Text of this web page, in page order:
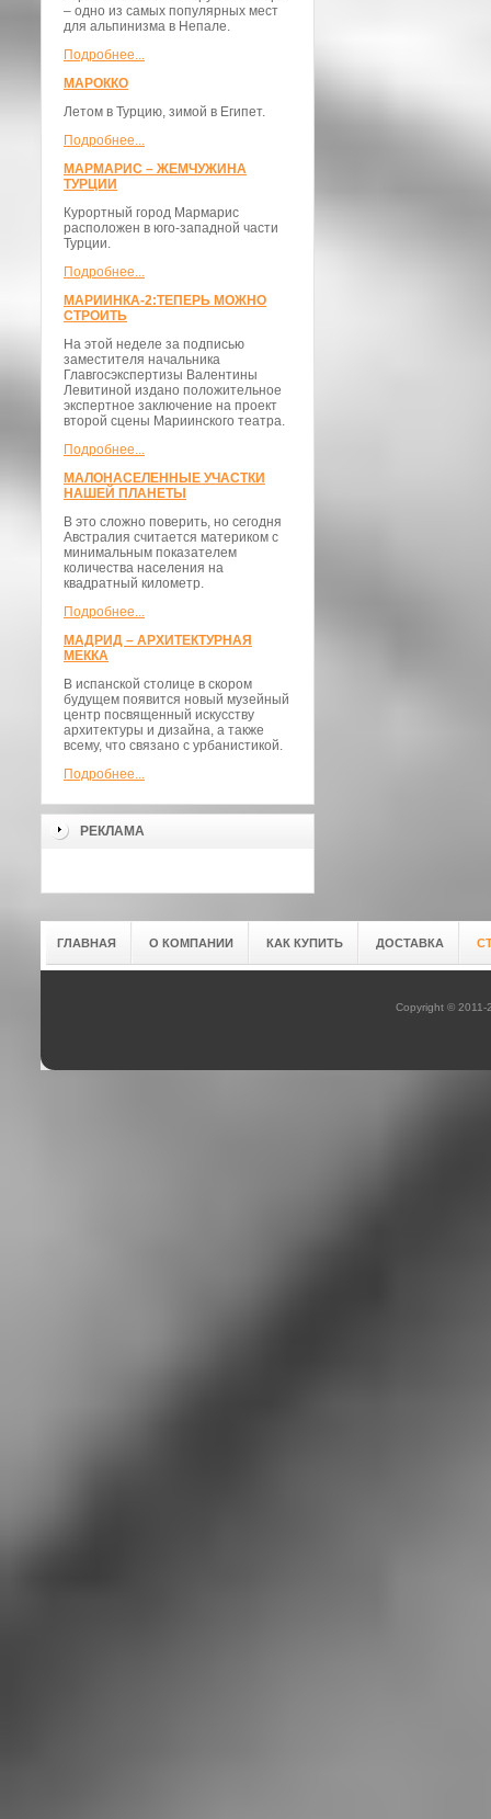
– одно из самых популярных мест
для альпинизма в Непале.
Подробнее...
МАРОККО
Летом в Турцию, зимой в Египет.
Подробнее...
МАРМАРИС – ЖЕМЧУЖИНА
ТУРЦИИ
Курортный город Мармарис
расположен в юго-западной части
Турции.
Подробнее...
МАРИИНКА-2:ТЕПЕРЬ МОЖНО
СТРОИТЬ
На этой неделе за подписью
заместителя начальника
Главгосэкспертизы Валентины
Левитиной издано положительное
экспертное заключение на проект
второй сцены Мариинского театра.
Подробнее...
МАЛОНАСЕЛЕННЫЕ УЧАСТКИ
НАШЕЙ ПЛАНЕТЫ
В это сложно поверить, но сегодня
Австралия считается материком с
минимальным показателем
количества населения на
квадратный километр.
Подробнее...
МАДРИД – АРХИТЕКТУРНАЯ
МЕККА
В испанской столице в скором
будущем появится новый музейный
центр посвященный искусству
архитектуры и дизайна, а также
всему, что связано с урбанистикой.
Подробнее...
РЕКЛАМА
ГЛАВНАЯ О КОМПАНИИ КАК КУПИТЬ ДОСТАВКА
Copyright © 2011-